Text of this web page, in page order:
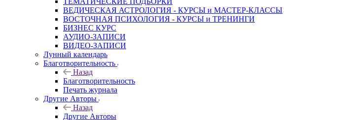
ВЕДИЧЕСКАЯ АСТРОЛОГИЯ - КУРСЫ и МАСТЕР-КЛАССЫ
ВОСТОЧНАЯ ПСИХОЛОГИЯ - КУРСЫ и ТРЕНИНГИ
БИЗНЕС КУРС
АУДИО-ЗАПИСИ
ВИДЕО-ЗАПИСИ
Лунный календарь
Благотворительность
Назад
Благотворительность
Печать журнала
Другие Aвторы
Назад
Другие Aвторы